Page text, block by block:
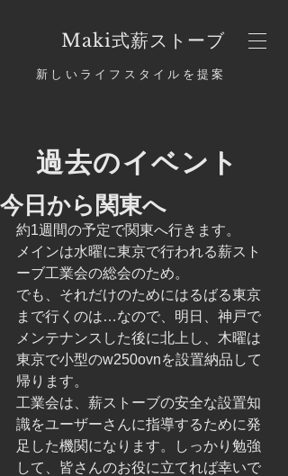
​Maki式薪ストーブ
新しいライフスタイルを提案
過去のイベント
今日から関東へ
約1週間の予定で関東へ行きます。
メインは水曜に東京で行われる薪スト
ーブ工業会の総会のため。
でも、それだけのためにはるばる東京
まで行くのは…なので、明日、神戸で
メンテナンスした後に北上し、木曜は
東京で小型のw250ovnを設置納品して
帰ります。
工業会は、薪ストーブの安全な設置知
識をユーザーさんに指導するために発
足した機関になります。しっかり勉強
して、皆さんのお役に立てれば幸いで